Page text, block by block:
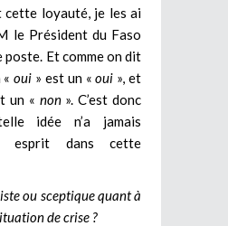
cette loyauté, je les ai
le Président du Faso
poste. Et comme on dit
«oui » est un «oui », et
un « non». C’est donc
idée n’a jamais
esprit dans cette
ou sceptique quant à
de crise ?